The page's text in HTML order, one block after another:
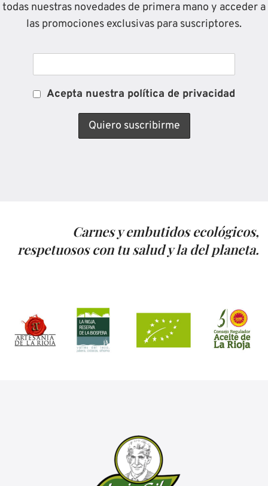
todas nuestras novedades de primera mano y acceder a
las promociones exclusivas para suscriptores.
Acepta nuestra política de privacidad
Carnes y embutidos ecológicos,
respetuosos con tu salud y la del planeta.